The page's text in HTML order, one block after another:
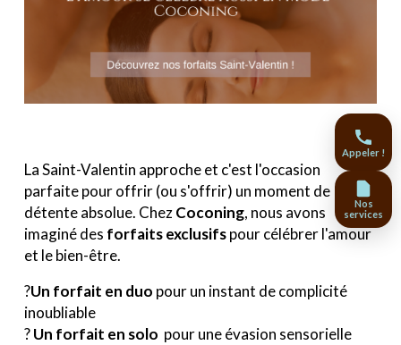
La Saint-Valentin approche et c'est l'occasion
parfaite pour offrir (ou s'offrir) un moment de
détente absolue. ChezCoconing, nous avons
imaginé des forfaits exclusifspour célébrer l'amour
et le bien-être.
?Un forfait en duo pour un instant de complicité
inoubliable
?Un forfait en solo pour une évasion sensorielle
Appeler !
Nos
services